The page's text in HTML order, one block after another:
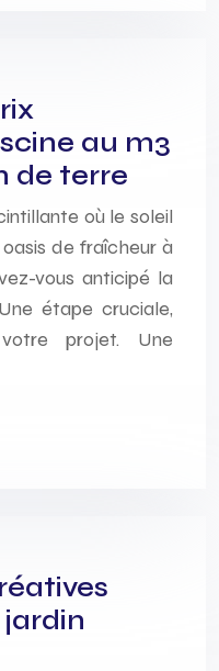
au m3
de terre
où le soleil
de fraîcheur à
vous anticipé la
étape cruciale,
projet. Une